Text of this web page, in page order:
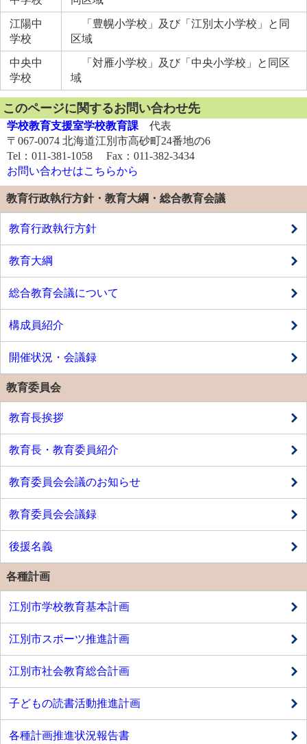
江陽中
学校
「豊幌小学校」及び「江別太小学校」と同
区域
中央中
学校
「対雁小学校」及び「中央小学校」と同区
域
このページに関するお問い合わせ先
学校教育支援室学校教育課代表
〒067-0074 北海道江別市高砂町24番地の6
Tel：011-381-1058 Fax：011-382-3434
お問い合わせはこちらから
教育行政執行方針・教育大綱・総合教育会議
教育行政執行方針
教育大綱
総合教育会議について
構成員紹介
開催状況・会議録
教育委員会
教育長挨拶
教育長・教育委員紹介
教育委員会会議のお知らせ
教育委員会会議録
後援名義
各種計画
江別市学校教育基本計画
江別市スポーツ推進計画
江別市社会教育総合計画
子どもの読書活動推進計画
各種計画推進状況報告書